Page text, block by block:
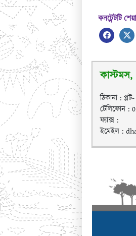
কনটেন্টটি
কাস্টমস,
ঠিকানা :
টেলিফোন :
ফ্যাক্স :
ইমেইল :